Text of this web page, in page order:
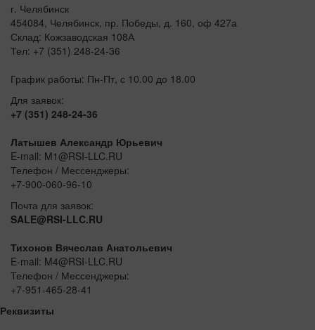
г. Челябинск
454084, Челябинск, пр. Победы, д. 160, оф 427а
Склад: Кожзаводская 108А
Тел: +7 (351) 248-24-36
График работы: Пн-Пт, с 10.00 до 18.00
Для заявок:
+7 (351) 248-24-36
Латышев Александр Юрьевич
E-mail: M1@RSI-LLC.RU
Телефон / Мессенджеры:
+7-900-060-96-10
Почта для заявок:
SALE@RSI-LLC.RU
Тихонов Вячеслав Анатольевич
E-mail: M4@RSI-LLC.RU
Телефон / Мессенджеры:
+7-951-465-28-41
Реквизиты